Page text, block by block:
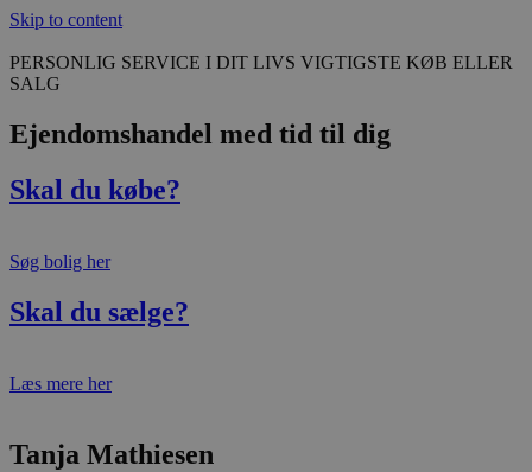
Skip to content
PERSONLIG SERVICE I DIT LIVS VIGTIGSTE KØB ELLER
SALG
Ejendomshandel med tid til dig
Skal du købe?
Søg bolig her
Skal du sælge?
Læs mere her
Tanja Mathiesen